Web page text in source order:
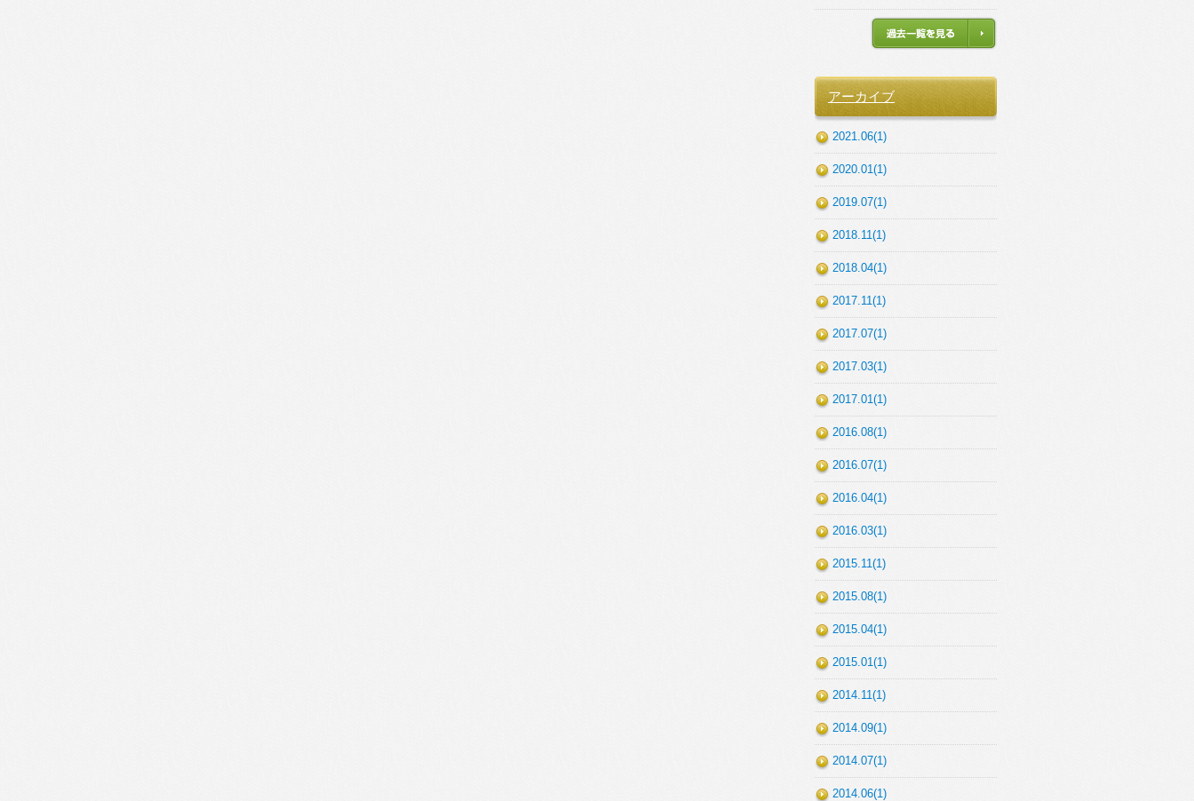
アーカイブ
2021.06(1)
2020.01(1)
2019.07(1)
2018.11(1)
2018.04(1)
2017.11(1)
2017.07(1)
2017.03(1)
2017.01(1)
2016.08(1)
2016.07(1)
2016.04(1)
2016.03(1)
2015.11(1)
2015.08(1)
2015.04(1)
2015.01(1)
2014.11(1)
2014.09(1)
2014.07(1)
2014.06(1)